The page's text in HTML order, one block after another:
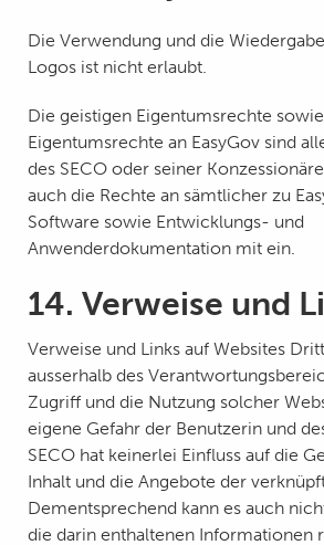
Die Verwendung und die
Logos ist nicht erlaubt.
Die geistigen Eigentumsrechte
Eigentumsrechte an EasyGov sind
des SECO oder seiner
auch die Rechte an sämtlicher zu
Software sowie Entwicklungs- und
Anwenderdokumentation mit ein.
14. Verweise und
Verweise und Links auf Websites
ausserhalb des
Zugriff und die Nutzung solcher
eigene Gefahr der Benutzerin und
SECO hat keinerlei Einfluss auf die
Inhalt und die Angebote der
Dementsprechend kann es auch
die darin enthaltenen Informationen